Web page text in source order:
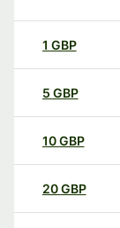
1 GBP
5 GBP
10GBP
20GBP